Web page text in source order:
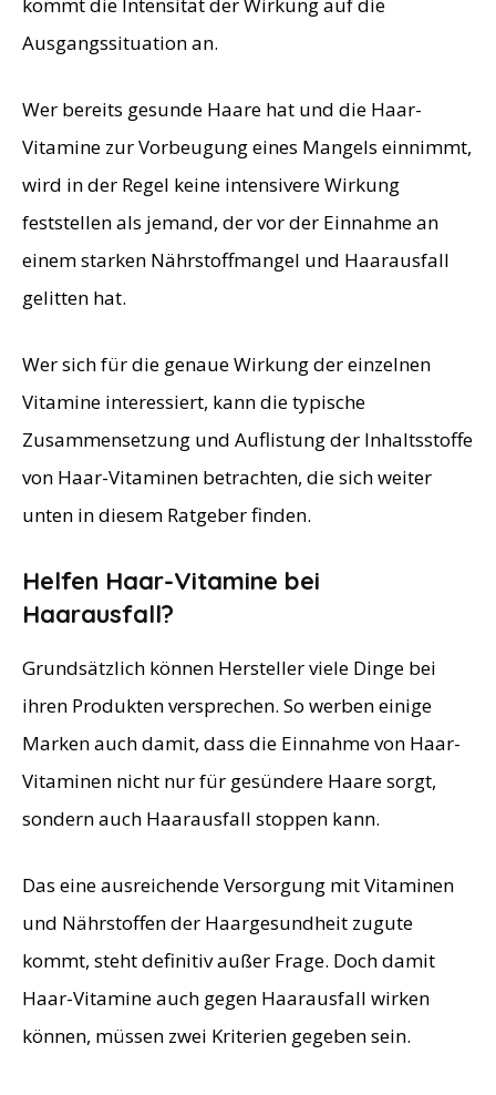
Ausgangssituation an.
Wer bereits gesunde Haare hat und die Haar-
Vitamine zur Vorbeugung eines Mangels einnimmt,
wird in der Regel keine intensivere Wirkung
feststellen als jemand, der vor der Einnahme an
einem starken Nährstoffmangel und Haarausfall
gelitten hat.
Wer sich für die genaue Wirkung der einzelnen
Vitamine interessiert, kann die typische
Zusammensetzung und Auflistung der Inhaltsstoffe
von Haar-Vitaminen betrachten, die sich weiter
unten in diesem Ratgeber finden.
Helfen Haar-Vitamine bei
Haarausfall?
Grundsätzlich können Hersteller viele Dinge bei
ihren Produkten versprechen. So werben einige
Marken auch damit, dass die Einnahme von Haar-
Vitaminen nicht nur für gesündere Haare sorgt,
sondern auch Haarausfall stoppen kann.
Das eine ausreichende Versorgung mit Vitaminen
und Nährstoffen der Haargesundheit zugute
kommt, steht definitiv außer Frage. Doch damit
Haar-Vitamine auch gegen Haarausfall wirken
können, müssen zwei Kriterien gegeben sein.